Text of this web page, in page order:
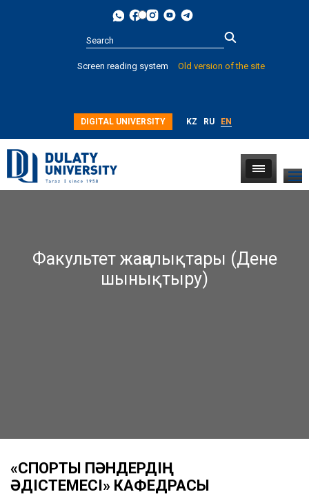
more
Screen reading system Old version of the site
DIGITAL UNIVERSITY KZ RU EN
Факультет жаңалықтары (Дене
шынықтыру)
«СПОРТЫҚ ПӘНДЕРДІҢ
ӘДІСТЕМЕСІ» КАФЕДРАСЫ